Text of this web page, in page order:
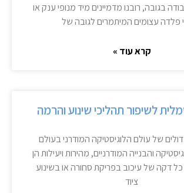
בגובה, רובנו מדמיינים מיד מנופי ענק או
פלדה עצומים המיתמרים לגובה של
קרא עוד »
לשיפור תהליכי שינוע והרמה
של עולם הלוגיסטיקה המודרני בעולם
והבנייה המודרניים, מהירות ויעילות הן
דקה של עיכוב בפריקת סחורה או בשינוע
ציוד